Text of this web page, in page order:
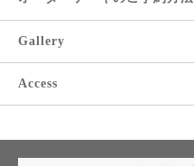
Gallery
Access